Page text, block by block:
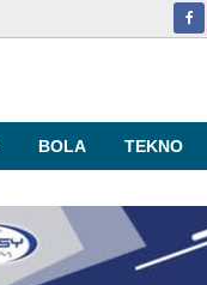
BOLA TEKNO